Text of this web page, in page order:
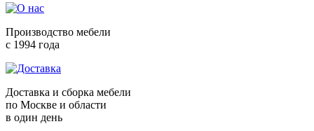
Производство мебели
с 1994 года
Доставка и сборка мебели
по Москве и области
в один день